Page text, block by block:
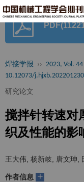
首
服
刊
态
分
目
入
关
焊接学报 ›› 2023, Vol. 44
10.12073/
研究论文
搅拌针转速对
织及性能的影
王大伟, 杨新岐, 唐文珅,
作者信息 +